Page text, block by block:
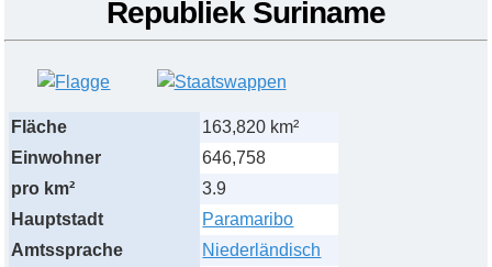
Republiek Suriname
Fläche
163,820 km²
Einwohner
646,758
pro km²
3.9
Hauptstadt
Paramaribo
Amtssprache
Niederländisch